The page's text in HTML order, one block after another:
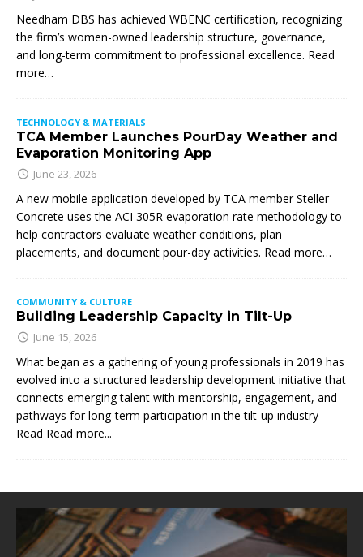
Needham DBS has achieved WBENC certification, recognizing
the firm’s women-owned leadership structure, governance,
and long-term commitment to professional excellence. Read
more…
TECHNOLOGY & MATERIALS
TCA Member Launches PourDay Weather and
Evaporation Monitoring App
June 23, 2026
A new mobile application developed by TCA member Steller
Concrete uses the ACI 305R evaporation rate methodology to
help contractors evaluate weather conditions, plan
placements, and document pour-day activities. Read more…
COMMUNITY & CULTURE
Building Leadership Capacity in Tilt-Up
June 15, 2026
What began as a gathering of young professionals in 2019 has
evolved into a structured leadership development initiative that
connects emerging talent with mentorship, engagement, and
pathways for long-term participation in the tilt-up industry
Read Read more...